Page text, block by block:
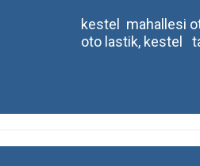
kestel mahallesi
oto lastik, kestel